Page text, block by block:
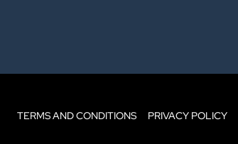
TERMS AND CONDITIONS PRIVACY POLICY